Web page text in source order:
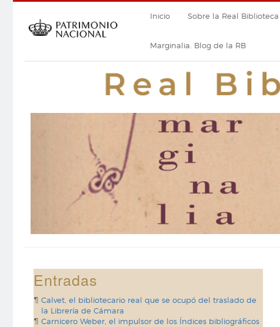
contenido
Navegación
principal
Inicio Sobre la Real Biblioteca
Marginalia. Blog de la RB
Entradas
Calvet, el bibliotecario real que se ocupó del traslado de
la Librería de Cámara
Carnicero Weber, el impulsor de los Índices bibliográficos